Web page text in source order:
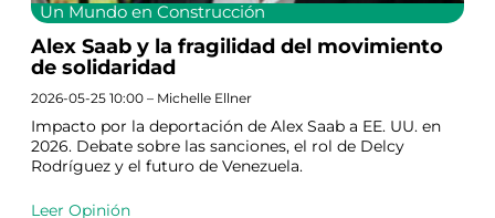
Un Mundo en Construcción
Alex Saab y la fragilidad del movimiento
de solidaridad
2026-05-25 10:00 – Michelle Ellner
Impacto por la deportación de Alex Saab a EE. UU. en
2026. Debate sobre las sanciones, el rol de Delcy
Rodríguez y el futuro de Venezuela.
Leer Opinión